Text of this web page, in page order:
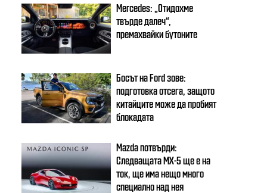
Mercedes: „Отидохме
твърде далеч“,
премахвайки бутоните
Босът на Ford зове:
подготовка отсега, защото
китайците може да пробият
блокадата
Mazda потвърди:
Следващата MX-5 ще е на
ток, ще има нещо много
специално над нея